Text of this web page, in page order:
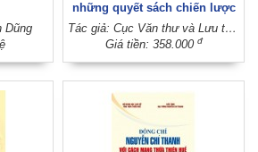
Dũng
những quyết sách chiến lược
(Tuyển chọn tài liệu lưu trữ)
(Xuất bản lần thứ hai)
Tác giả: Cục Văn thư và Lưu trữ nhà nước - Trung tâm Lưu trữ quốc gia III
Giá tiền: 358.000 đ